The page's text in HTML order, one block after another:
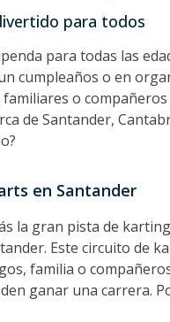
para todos
para todas las
cumpleaños o en
o
de Santander,
en Santander
la gran pista de
Este circuito de
familia o
ganar una carrera.